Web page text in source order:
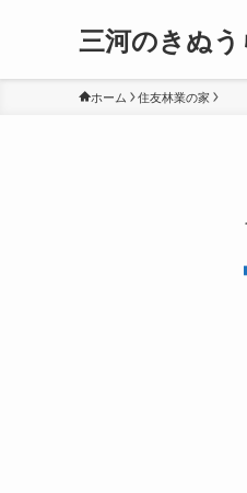
三河のきぬ
ホーム 住友林業の家